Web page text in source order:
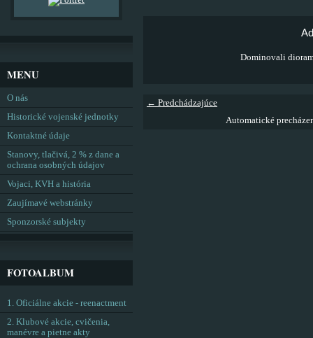
Dominovali
← Predchádzajúce
Automatické
MENU
O nás
Historické vojenské jednotky
Kontaktné údaje
Stanovy, tlačivá, 2 % z dane a
ochrana osobných údajov
Vojaci, KVH a história
Zaujímavé webstránky
Sponzorské subjekty
FOTOALBUM
1. Oficiálne akcie - reenactment
2. Klubové akcie, cvičenia,
manévre a pietne akty